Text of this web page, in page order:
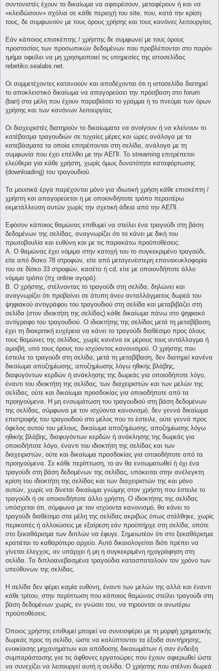
συντονιστές έχουν το δικαίωμα να αφαιρέσουν, μεταφέρουν ή και να
«κλειδώσουν» σχόλια σε κάθε περιοχή του site, που, κατά την κρίση
τους, δε συμφωνούν με τους όρους χρήσης και τους κανόνες λειτουργίας.
Εάν κάποιος επισκέπτης / χρήστης δε συμφωνεί με τους όρους
προστασίας των προσωπικών δεδομένων που προβλέπονται στο παρόν
τμήμα οφείλει να μη χρησιμοποιεί τις υπηρεσίες της ιστοσελίδας
rebetiko.sealabs.net.
Οι συμμετέχοντες κατανοούν και αποδέχονται ότι η ιστοσελίδα διατηρεί
το αποκλειστικό δικαίωμα να απαγορεύσει την πρόσβαση στο forum
(ban) στα μέλη που έχουν παραβιάσει το γράμμα ή το πνεύμα των όρων
χρήσης και των κανόνων λειτουργίας.
Οι διαχειριστές διατηρούν το δικαίωματα να ανοίγουν ή να κλείνουν το
κατέβασμα τραγουδιών σε τυχαίες μέρες και ώρες ανάλογα με τα
κατεβάσματα τα οποία επιτρέπονται στη σελίδα, ανάλογα με τη
συμφωνία που έχει επέλθει με την ΑΕΠΙ. Το streaming επιτρέπεται
ελεύθερα για κάθε χρήστη, χωρίς όμως δυνατότητα καταφόρτωσης
(downloading) του τραγουδιού.
Τα μουσικά έργα παρέχονται μόνο για ιδιωτική χρήση κάθε επισκέπτη /
χρήστη και απαγορεύεται η με οποιονδήποτε τρόπο περαιτέρω
εκμετάλλευση αυτών χωρίς την σχετική άδεια από την ΑΕΠΙ.
Εφόσον κάποιος θαμώνας επιθυμεί να στείλει ένα τραγούδι στη βάση
δεδομένων της σελίδας, αναγνωρίζει ότι το κάνει με δική του
πρωτοβουλία και ευθύνη και με τις παρακάτω προϋποθέσεις:
Α. Ο θαμώνας έχει νόμιμα στην κατοχή του το συγκεκριμένο τραγούδι,
είτε από δίσκο 78 στροφών, είτε από μεταγενέστερη επανακυκλοφορία
του σε δίσκο 33 στροφών, κασέτα ή cd, είτε με οποιονδήποτε άλλο
νόμιμο τρόπο (πχ online αγορά).
Β. Ο χρήστης, στέλνοντας το τραγούδι στη σελίδα, δηλώνει και
αναγνωρίζει ότι προβαίνει σε άτυπη άνευ ανταλλάγματος δωρεά του
ψηφιακού αντιγράφου του τραγουδιού στη σελίδα και μεταβιβάζει στη
σελίδα (στον ιδιοκτήτη της σελίδας) κάθε δικαίωμα πάνω στο ψηφιακό
αντίγραφο του τραγουδιού. Ο ιδιοκτήτης της σελίδας μετά τη μεταβίβαση,
έχει τη διακριτική ευχέρεια να κάνει το τραγούδι διαθέσιμο προς όλους
τους θαμώνες της σελίδας, χωρίς κανένα εκ μέρους τους αντάλλαγμα ή
αμοιβή, υπό τους όρους του ισχύοντος κανονισμού. Ο χρήστης που
έστειλε το τραγούδι στη σελίδα, μετά τη μεταβίβαση, δεν διατηρεί κανένα
δικαίωμα αποζημίωσης, αποζημίωσης λόγω ηθικής βλάβης,
διαφυγόντων κερδών ή ανάκλησης της δωρεάς για οποιοδήποτε λόγο,
έναντι του ιδιοκτήτη της σελίδας, των διαχειριστών και των μελών της
σελίδας, ούτε και δικαίωμα προσδοκίας για οποιοδήποτε από τα
προηγούμενα. Η μη ενσωμάτωση του τραγουδιού στη βάση δεδομένων
της σελίδας, σύμφωνα με τον ισχύοντα κανονισμό, δεν γεννά δικαίωμα
επιστροφής του τραγουδιού στο μέλος που το έστειλε, ούτε γεννά προς
όφελος αυτού του μέλους, δικαίωμα αποζημίωσης, αποζημίωσης λόγω
ηθικής βλάβης, διαφυγόντων κερδών ή ανάκλησης της δωρεάς για
οποιοδήποτε λόγο, έναντι του ιδιοκτήτη της σελίδας και των
διαχειριστών, ούτε και δικαίωμα προσδοκίας για οποιοδήποτε από τα
προηγούμενα. Σε κάθε περίπτωση, το αν θα ενσωματωθεί ή όχι ένα
τραγούδι στη βάση δεδομένων της σελίδας, υπόκειται στην ανέλεγκτη
κρίση του ιδιοκτήτη της σελίδας και των διαχειριστών της και μόνο
αυτών, χωρίς να δίνεται δικαίωμα γνώμης στον χρήστη που έστειλε το
τραγούδι ή σε οποιονδήποτε άλλο χρήστη. Ο ιδιοκτήτης της σελίδας
υπόσχεται ότι, σύμφωνα με τον ισχύοντα κανονισμό, θα κάνει το
τραγούδι διαθέσιμο στα μέλη της σελίδας ακριβώς όπως στάλθηκε, χωρίς
περικοπές ή αλλοιώσεις με εξαίρεση εάν προϋπήρχε στη σελίδα, οπότε
στο ξεκαθάρισμα των διπλών να έφυγε. Σημειωτέον ότι στο ξεκαθάρισμα
κρατιέται το καθαρότερο αρχείο. Αυτό δικαιολογείται διότι πρέπει να
γίνεται έλεγχος, αν υπάρχει ή μη η συγκεκριμένη ηχογράφηση στη
σελίδα. Τα διπλοανεβασμένα τραγούδια κατασπαταλούν τον χρόνο των
υπεύθυνων της σελίδας.
Η σελίδα δεν φέρει καμία ευθύνη, έναντι των μελών της αλλά και έναντι
κάθε τρίτου, στην περίπτωση που κάποιος θαμώνας στείλει τραγούδι στη
βάση δεδομένων χωρίς, εν γνώσει του, να τηρούνται οι ανωτέρω
προϋποθέσεις.
Όποιος χρήστης επιθυμεί μπορεί να συνεισφέρει με τη μορφή χρηματικής
δωρεάς προς τη σελίδα, ώστε να καλύπτονται τα έξοδα συντήρησης,
ενοικίασης μηχανημάτων και απόδοσης δικαιωμάτων ή σαν ένδειξη
συμπαράστασης για τις άφθονες εργατοώρες που έχουν αφιερωθεί ώστε
να συνεχίζει να λειτουργεί αυτή η σελίδα. Ο χρήστης που στέλνει δωρεά